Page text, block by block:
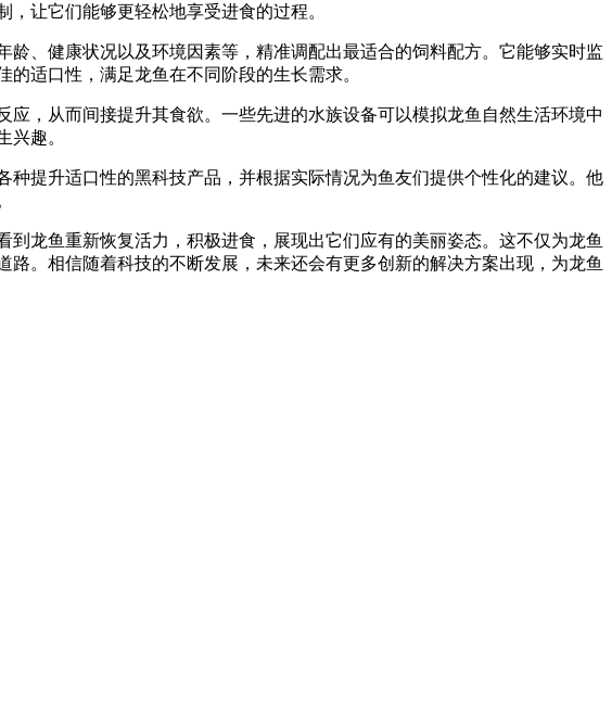
让它们能够更轻松地享受进食的过程。
、健康状况以及环境因素等，精准调配出最适合的饲料配方。它能够实时监
适口性，满足龙鱼在不同阶段的生长需求。
，从而间接提升其食欲。一些先进的水族设备可以模拟龙鱼自然生活环境中
兴趣。
提升适口性的黑科技产品，并根据实际情况为鱼友们提供个性化的建议。他
龙鱼重新恢复活力，积极进食，展现出它们应有的美丽姿态。这不仅为龙鱼
。相信随着科技的不断发展，未来还会有更多创新的解决方案出现，为龙鱼